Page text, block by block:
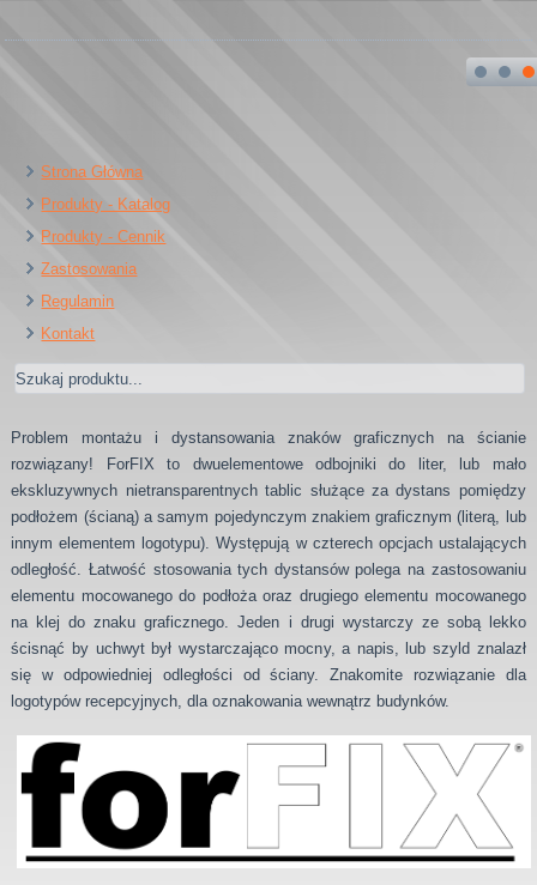
Strona Główna
Produkty - Katalog
Produkty - Cennik
Zastosowania
Regulamin
Kontakt
Problem montażu i dystansowania znaków graficznych na ścianie
rozwiązany! ForFIX to dwuelementowe odbojniki do liter, lub mało
ekskluzywnych nietransparentnych tablic służące za dystans pomiędzy
podłożem (ścianą) a samym pojedynczym znakiem graficznym (literą, lub
innym elementem logotypu). Występują w czterech opcjach ustalających
odległość. Łatwość stosowania tych dystansów polega na zastosowaniu
elementu mocowanego do podłoża oraz drugiego elementu mocowanego
na klej do znaku graficznego. Jeden i drugi wystarczy ze sobą lekko
ścisnąć by uchwyt był wystarczająco mocny, a napis, lub szyld znalazł
się w odpowiedniej odległości od ściany. Znakomite rozwiązanie dla
logotypów recepcyjnych, dla oznakowania wewnątrz budynków.